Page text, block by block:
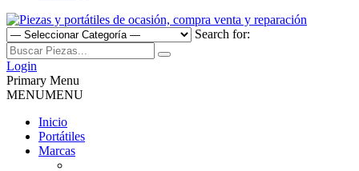
Piezas y portátiles de ocasión,
compra venta y reparación
Todo lo que necesitas para reparar tu portatil, Pantallas, Teclas,
Teclados, Baterías, Carcasas, Placas, Gráficas, Procesadores,
Ventiladores
Search for:
Login
Primary Menu
MENUMENU
Inicio
Portátiles
Marcas